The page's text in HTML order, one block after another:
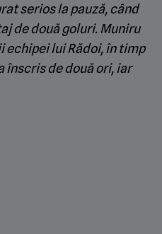
serios la pauză, când
de două goluri. Muniru
echipei lui Rădoi, în timp
înscris de două ori, iar